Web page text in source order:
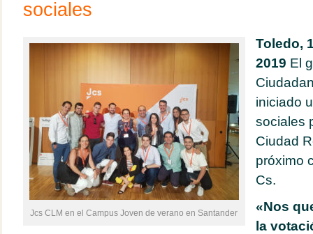
sociales
Jcs CLM en el Campus Joven de verano en Santander
Toledo,
2019 El
iniciado
sociales
Ciudad
próximo
Cs.
«Nos
la